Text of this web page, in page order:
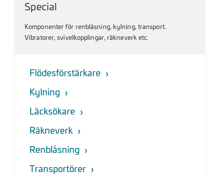
Special
Komponenter för renblåsning, kylning, transport.
Vibratorer, svivelkopplingar, räkneverk etc.
Flödesförstärkare
Kylning
Läcksökare
Räkneverk
Renblåsning
Transportörer